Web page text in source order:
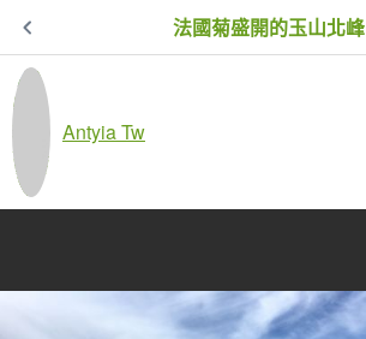
法國菊盛開的玉山北峰
Antyia Tw